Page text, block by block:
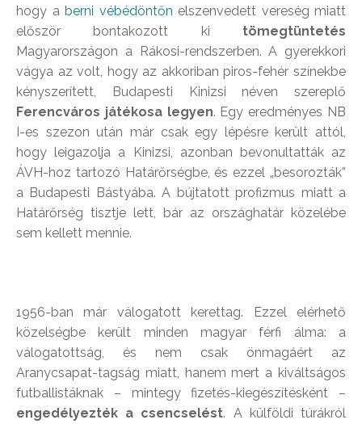
hogy a berni vébédöntőn elszenvedett vereség miatt
először bontakozott ki tömegtüntetés
Magyarországon a Rákosi-rendszerben. A gyerekkori
vágya az volt, hogy az akkoriban piros-fehér színekbe
kényszerített, Budapesti Kinizsi néven szereplő
Ferencváros játékosa legyen. Egy eredményes NB
I-es szezon után már csak egy lépésre került attól,
hogy leigazolja a Kinizsi, azonban bevonultatták az
ÁVH-hoz tartozó Határőrségbe, és ezzel „besorozták”
a Budapesti Bástyába. A bújtatott profizmus miatt a
Határőrség tisztje lett, bár az országhatár közelébe
sem kellett mennie.
1956-ban már válogatott kerettag. Ezzel elérhető
közelségbe került minden magyar férfi álma: a
válogatottság, és nem csak önmagáért az
Aranycsapat-tagság miatt, hanem mert a kiváltságos
futballistáknak – mintegy fizetés-kiegészítésként –
engedélyezték a csencselést. A külföldi túrákról